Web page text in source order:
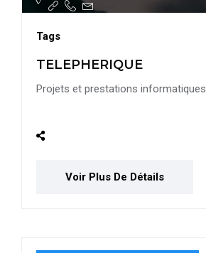
Tags
TELEPHERIQUE
Projets et prestations informatiques
Voir Plus De Détails